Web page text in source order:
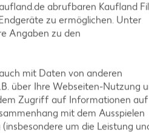
abrufbaren Kaufland
zu ermöglichen. Unter
Angaben zu den
mit Daten von anderen
über Ihre Webseiten-Nutzung
Zugriff auf Informationen auf
mit dem Ausspielen
um die Leistung